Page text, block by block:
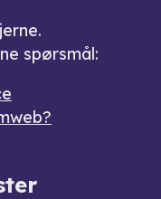
spørsmål: